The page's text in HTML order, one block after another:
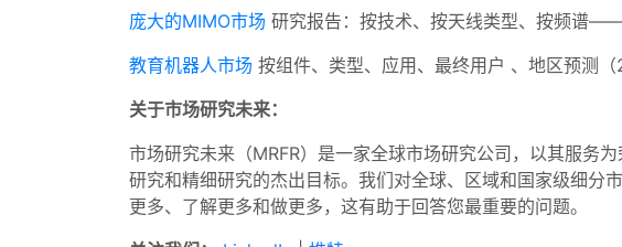
庞大的MIMO市场 研究报告：按技术、按天线类型、按频谱
教育机器人市场 按组件、类型、应用、最终用户 、地区预测（
关于市场研究未来：
市场研究未来（MRFR）是一家全球市场研究公司，以其服务
研究和精细研究的杰出目标。我们对全球、区域和国家级细分
更多、了解更多和做更多，这有助于回答您最重要的问题。